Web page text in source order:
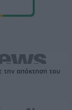
την απόκτηση του